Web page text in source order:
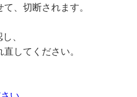
、切断されます。
、
してください。